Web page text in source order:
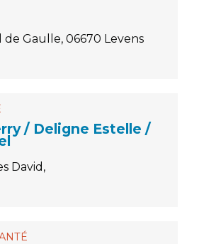
de Gaulle, 06670 Levens
/ Deligne Estelle /
David,